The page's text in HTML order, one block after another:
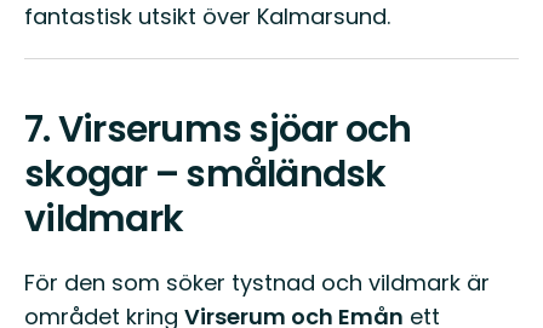
fantastisk utsikt över Kalmarsund.
7.Virserums sjöar och
skogar – småländsk
vildmark
För den som söker tystnad och vildmark är
området kring Virserum och Emån ett